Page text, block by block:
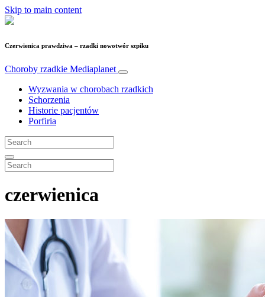
Skip to main content
Czerwienica prawdziwa – rzadki nowotwór szpiku
Choroby rzadkie Mediaplanet
Wyzwania w chorobach rzadkich
Schorzenia
Historie pacjentów
Porfiria
czerwienica